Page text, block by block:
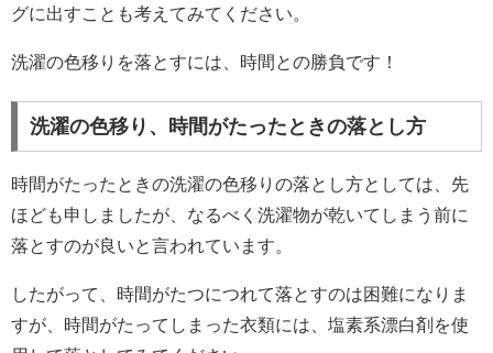
グに出すことも考えてみてください。
洗濯の色移りを落とすには、時間との勝負です！
洗濯の色移り、時間がたったときの落とし方
時間がたったときの洗濯の色移りの落とし方としては、先
ほども申しましたが、なるべく洗濯物が乾いてしまう前に
落とすのが良いと言われています。
したがって、時間がたつにつれて落とすのは困難になりま
すが、時間がたってしまった衣類には、塩素系漂白剤を使